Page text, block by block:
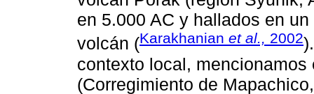
en 5.000 AC y hallados en
volcán (Karakhanian et al., 2002
contexto local,
(Corregimiento de